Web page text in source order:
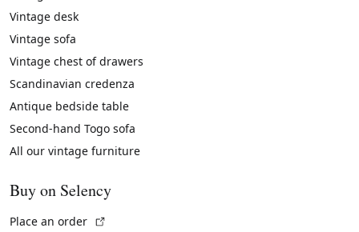
Vintage desk
Vintage sofa
Vintage chest of drawers
Scandinavian credenza
Antique bedside table
Second-hand Togo sofa
All our vintage furniture
Buy on Selency
Place an order